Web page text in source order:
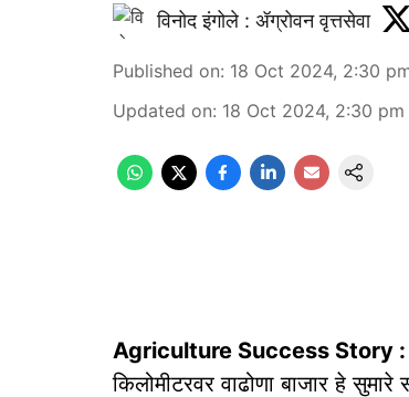
विनोद इंगोले : ॲग्रोवन वृत्तसेवा
Published on: 18 Oct 2024, 2:30
Updated on: 18 Oct 2024, 2:30 pm
Agriculture Success Story :
किलोमीटरवर वाढोणा बाजार हे